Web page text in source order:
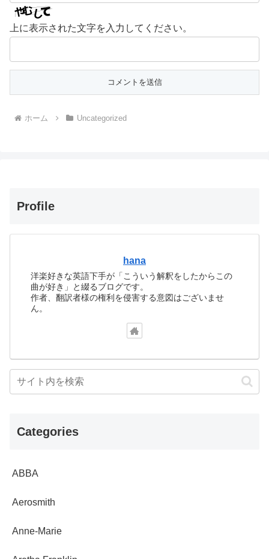
上に表示された文字を入力してください。
ホーム Uncategorized
Profile
hana
洋楽好きな英語下手が「こういう解釈をしたからこの
曲が好き」と綴るブログです。
作者、翻訳者様の権利を侵害する意図はございませ
ん。
Categories
ABBA
Aerosmith
Anne-Marie